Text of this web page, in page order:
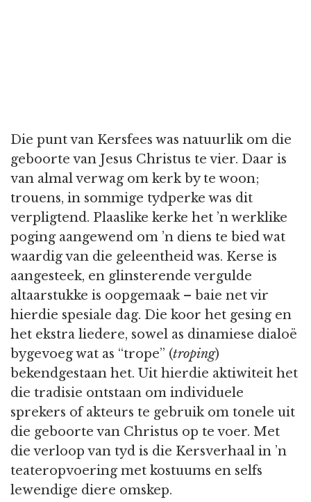
Die punt van Kersfees was natuurlik om die
geboorte van Jesus Christus te vier. Daar is
van almal verwag om kerk by te woon;
trouens, in sommige tydperke was dit
verpligtend. Plaaslike kerke het ’n werklike
poging aangewend om ’n diens te bied wat
waardig van die geleentheid was. Kerse is
aangesteek, en glinsterende vergulde
altaarstukke is oopgemaak – baie net vir
hierdie spesiale dag. Die koor het gesing en
het ekstra liedere, sowel as dinamiese dialoë
bygevoeg wat as “trope” (troping)
bekendgestaan het. Uit hierdie aktiwiteit het
die tradisie ontstaan om individuele
sprekers of akteurs te gebruik om tonele uit
die geboorte van Christus op te voer. Met
die verloop van tyd is die Kersverhaal in ’n
teateropvoering met kostuums en selfs
lewendige diere omskep.